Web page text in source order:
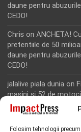
Folosim tehnologii
daune pentru
CEDO!
Chris on ANCHETA!
pretentiile de 50
daune pentru
CEDO!
jalalive piala dunia on
masini si 52 de
Rodion Camatoritul on